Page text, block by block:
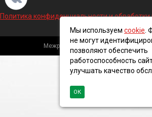
Политика конфиденциальности и
Межрегиональная кабельная
Мы используем cookie .
не могут
позволяют обеспечить
работоспособность
улучшать качество
ОК